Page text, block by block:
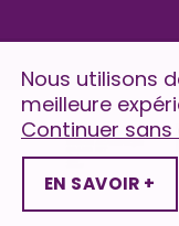
Nous utilisons
meilleure
Continuer
EN SAVOIR +